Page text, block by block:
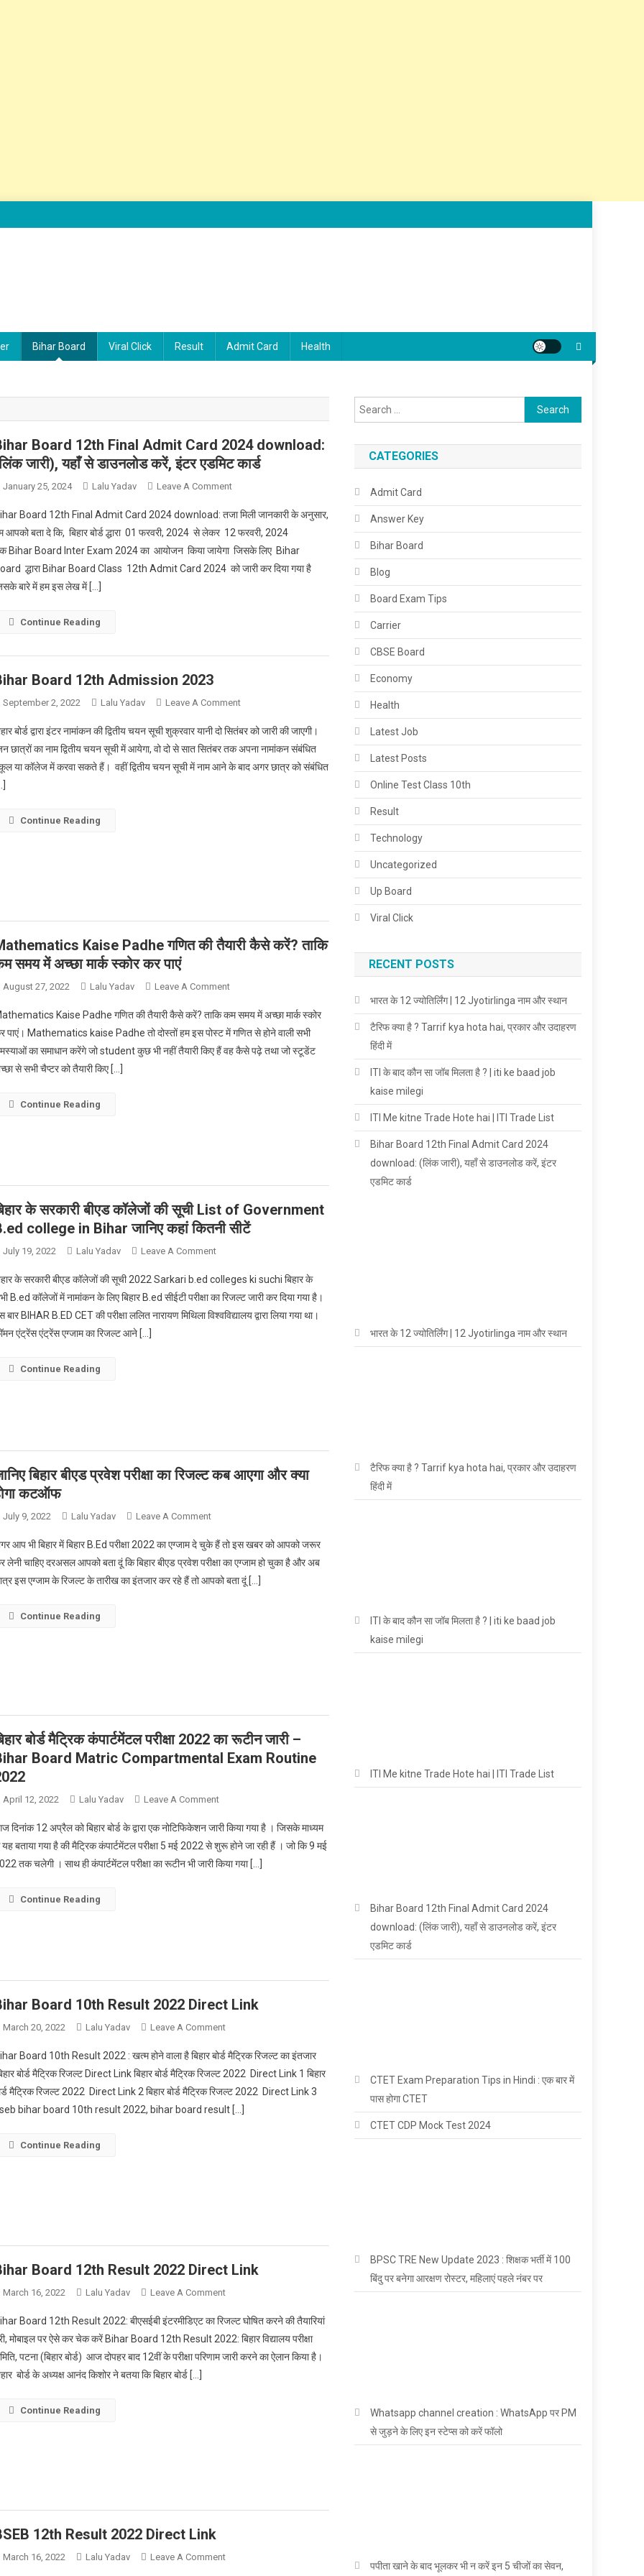
Bihar Board Viral Click Result Admit Card Health
Board 12th Final Admit Card 2024 download:
जारी), यहाँ से डाउनलोड करें, इंटर एडमिट कार्ड
January 25, 2024 Lalu Yadav Leave A CommentOn
Board
12th
Final
Admit
डाउनलोड
इंटर
एडमिट
कार्ड
Board 12th Final Admit Card 2024 download: तजा मिली जानकारी के अनुसार,
आपको बता दे कि, बिहार बोर्ड द्धारा 01 फरवरी, 2024 से लेकर 12 फरवरी, 2024
Bihar Board Inter Exam 2024 का आयोजन किया जायेगा जिसके लिए Bihar
द्धारा Bihar Board Class 12th Admit Card 2024 को जारी कर दिया गया है
बारे में हम इस लेख में […]
Continue Reading
Board 12th Admission 2023
September 2, 2022 Lalu Yadav Leave A CommentOn
Board
12th
Admission
बोर्ड द्वारा इंटर नामांकन की द्वितीय चयन सूची शुक्रवार यानी दो सितंबर को जारी की जाएगी।
छात्रों का नाम द्वितीय चयन सूची में आयेगा, वो दो से सात सितंबर तक अपना नामांकन संबंधित
या कॉलेज में करवा सकते हैं। वहीं द्वितीय चयन सूची में नाम आने के बाद अगर छात्र को संबंधित
Continue Reading
Kaise Padhe गणित की तैयारी कैसे करें? ताकि
समय में अच्छा मार्क स्कोर कर पाएं
August 27, 2022 Lalu Yadav Leave A CommentOn
Kaise
Padhe
गणित
में
मार्क
स्कोर
Kaise Padhe गणित की तैयारी कैसे करें? ताकि कम समय में अच्छा मार्क स्कोर
पाएं। Mathematics kaise Padhe तो दोस्तों हम इस पोस्ट में गणित से होने वाली सभी
का समाधान करेंगे जो student कुछ भी नहीं तैयारी किए हैं वह कैसे पढ़े तथा जो स्टूडेंट
से सभी चैप्टर को तैयारी किए […]
Continue Reading
के सरकारी बीएड कॉलेजों की सूची List of Government
college in Bihar जानिए कहां कितनी सीटें
July 19, 2022 Lalu Yadav Leave A CommentOn
के
सरकारी
बीएड
College
Bihar
सीटें
के सरकारी बीएड कॉलेजों की सूची 2022 Sarkari b.ed colleges ki suchi बिहार के
B.ed कॉलेजों में नामांकन के लिए बिहार B.ed सीईटी परीक्षा का रिजल्ट जारी कर दिया गया है।
बार BIHAR B.ED CET की परीक्षा ललित नारायण मिथिला विश्वविद्यालय द्वारा लिया गया था।
एंट्रेंस एंट्रेंस एग्जाम का रिजल्ट आने […]
Continue Reading
बिहार बीएड प्रवेश परीक्षा का रिजल्ट कब आएगा और क्या
कटऑफ
July 9, 2022 Lalu Yadav Leave A CommentOn
बिहार
बीएड
प्रवेश
होगा
आप भी बिहार में बिहार B.Ed परीक्षा 2022 का एग्जाम दे चुके हैं तो इस खबर को आपको जरूर
लेनी चाहिए दरअसल आपको बता दूं कि बिहार बीएड प्रवेश परीक्षा का एग्जाम हो चुका है और अब
इस एग्जाम के रिजल्ट के तारीख का इंतजार कर रहे हैं तो आपको बता दूं […]
Continue Reading
बोर्ड मैट्रिक कंपार्टमेंटल परीक्षा 2022 का रूटीन जारी –
Board Matric Compartmental Exam Routine
April 12, 2022 Lalu Yadav Leave A CommentOn
बोर्ड
मैट्रिक
कंपार्टमेंटल
Bihar
Board
Compartmental
Routine
2022
दिनांक 12 अप्रैल को बिहार बोर्ड के द्वारा एक नोटिफिकेशन जारी किया गया है । जिसके माध्यम
बताया गया है की मैट्रिक कंपार्टमेंटल परीक्षा 5 मई 2022 से शुरू होने जा रही हैं । जो कि 9 मई
तक चलेगी । साथ ही कंपार्टमेंटल परीक्षा का रूटीन भी जारी किया गया […]
Continue Reading
Board 10th Result 2022 Direct Link
March 20, 2022 Lalu Yadav Leave A CommentOn
Board
10th
Result
2022
Board 10th Result 2022 : खत्म होने वाला है बिहार बोर्ड मैट्रिक रिजल्ट का इंतजार
बोर्ड मैट्रिक रिजल्ट Direct Link बिहार बोर्ड मैट्रिक रिजल्ट 2022 Direct Link 1 बिहार
मैट्रिक रिजल्ट 2022 Direct Link 2 बिहार बोर्ड मैट्रिक रिजल्ट 2022 Direct Link 3
bihar board 10th result 2022, bihar board result […]
Continue Reading
Board 12th Result 2022 Direct Link
March 16, 2022 Lalu Yadav Leave A CommentOn
Board
12th
Result
Board 12th Result 2022: बीएसईबी इंटरमीडिएट का रिजल्ट घोषित करने की तैयारियां
मोबाइल पर ऐसे कर चेक करें Bihar Board 12th Result 2022: बिहार विद्यालय परीक्षा
पटना (बिहार बोर्ड) आज दोपहर बाद 12वीं के परीक्षा परिणाम जारी करने का ऐलान किया है।
बोर्ड के अध्यक्ष आनंद किशोर ने बतया कि बिहार बोर्ड […]
Continue Reading
12th Result 2022 Direct Link
March 16, 2022 Lalu Yadav Leave A CommentOn
Search
for:
CATEGORIES
Admit Card
Answer Key
Bihar Board
Blog
Board Exam Tips
Carrier
CBSE Board
Economy
Health
Latest Job
Latest Posts
Online Test Class 10th
Result
Technology
Uncategorized
Up Board
Viral Click
RECENT POSTS
भारत के 12 ज्योतिर्लिंग | 12 Jyotirlinga नाम और स्थान
टैरिफ क्या है ? Tarrif kya hota hai, प्रकार और उदाहरण
हिंदी में
ITI के बाद कौन सा जॉब मिलता है ? | iti ke baad job
kaise milegi
ITI Me kitne Trade Hote hai | ITI Trade List
Bihar Board 12th Final Admit Card 2024
download: (लिंक जारी), यहाँ से डाउनलोड करें, इंटर
एडमिट कार्ड
भारत के 12 ज्योतिर्लिंग | 12 Jyotirlinga नाम और स्थान
टैरिफ क्या है ? Tarrif kya hota hai, प्रकार और उदाहरण
हिंदी में
ITI के बाद कौन सा जॉब मिलता है ? | iti ke baad job
kaise milegi
ITI Me kitne Trade Hote hai | ITI Trade List
Bihar Board 12th Final Admit Card 2024
download: (लिंक जारी), यहाँ से डाउनलोड करें, इंटर
एडमिट कार्ड
CTET Exam Preparation Tips in Hindi : एक बार में
पास होगा CTET
CTET CDP Mock Test 2024
BPSC TRE New Update 2023 : शिक्षक भर्ती में 100
बिंदु पर बनेगा आरक्षण रोस्टर, महिलाएं पहले नंबर पर
Whatsapp channel creation : WhatsApp पर PM
से जुड़ने के लिए इन स्टेप्स को करें फॉलो
पपीता खाने के बाद भूलकर भी न करें इन 5 चीजों का सेवन,